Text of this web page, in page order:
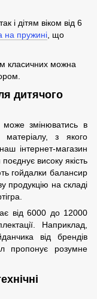
і дітям віком від 6
на пружині, що
класичних можна
дитячого
змінюватись в
матеріалу, з якого
інтернет-магазин
високу якість
гойдалки балансир
продукцію на складі
від 6000 до 12000
Наприклад,
від брендів
пропонує розумне